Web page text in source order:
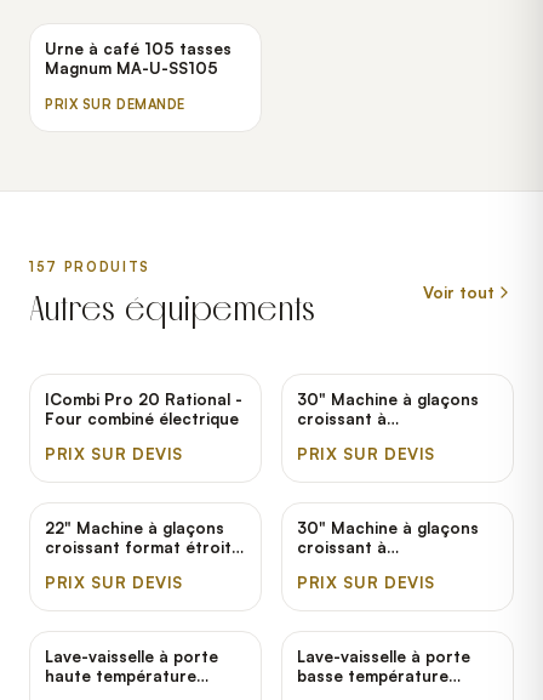
Urne à café 105 tasses
Magnum MA-U-SS105
PRIX SUR DEMANDE
157 PRODUITS
Autres équipements Voir tout
ICombi Pro 20 Rational -
Four combiné électrique
PRIX SUR DEVIS
30" Machine à glaçons
croissant à
Hoshizaki KM-901MAJ -
PRIX SUR DEVIS
22" Machine à glaçons
croissant format étroit à
Hoshizaki KM-520MAJ -
PRIX SUR DEVIS
30" Machine à glaçons
croissant à
Hoshizaki KM-1340MAJ -
PRIX SUR DEVIS
Lave-vaisselle à porte
haute température
Lave-vaisselle à porte
basse température